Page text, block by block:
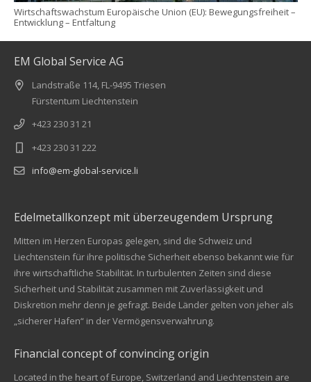
Wirtschaftswachstum Europäische Union (EU): Bewegungsfreiheit –
Entwicklung – Entfaltung
EM Global Service AG
Landstraße 114, FL-9495 Triesen
Fürstentum Liechtenstein
+423 230 31 21
+423 230 31 222
info@em-global-service.li
Edelmetallkonzept mit überzeugendem Ursprung
Mitten im Herzen Europas gelegen, sind die Schweiz und
Liechtenstein für ihre politische Sicherheit ebenso bekannt wie für
ihre wirtschaftliche Stabilität. In turbulenten Zeiten sind diese
Sicherheit und Stabilität zusammen mit Zuverlässigkeit und
Diskretion mehr denn je gefragt. Beide Länder gelten von jeher als
„sicherer Hafen“ in der Vermögensverwahrung.
Financial concept of convincing origin
Located in the heart of Europe, Switzerland and Liechtenstein are